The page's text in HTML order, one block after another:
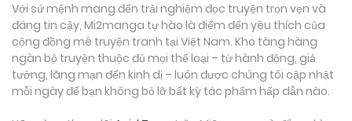
Với sứ mệnh mang đến trải nghiệm đọc truyện trọn vẹn và
đáng tin cậy, Mi2manga tự hào là điểm đến yêu thích của
cộng đồng mê truyện tranh tại Việt Nam. Kho tàng hàng
ngàn bộ truyện thuộc đủ mọi thể loại – từ hành động, giả
tưởng, lãng mạn đến kinh dị – luôn được chúng tôi cập nhật
mỗi ngày để bạn không bỏ lỡ bất kỳ tác phẩm hấp dẫn nào.